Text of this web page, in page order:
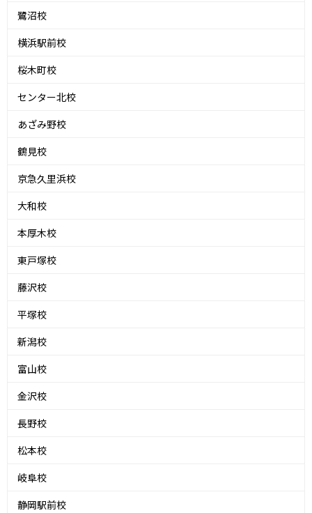
鷺沼校
横浜駅前校
桜木町校
センター北校
あざみ野校
鶴見校
京急久里浜校
大和校
本厚木校
東戸塚校
藤沢校
平塚校
新潟校
富山校
金沢校
長野校
松本校
岐阜校
静岡駅前校